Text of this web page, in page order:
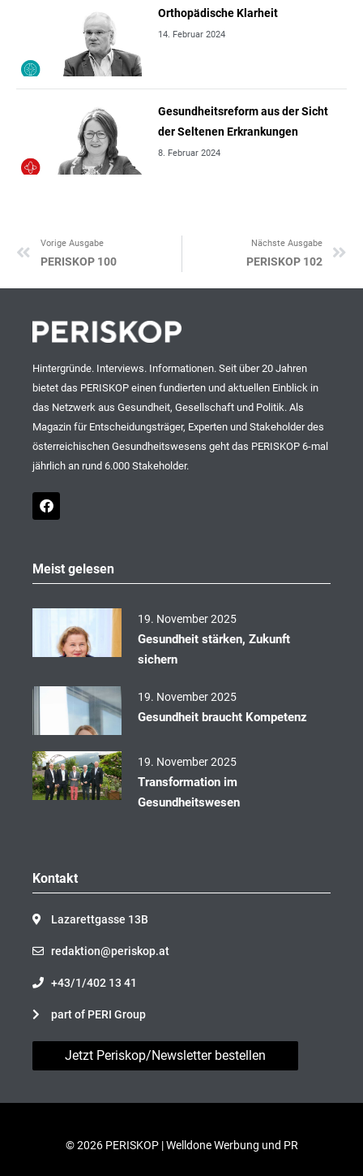
Orthopädische Klarheit
14. Februar 2024
Gesundheitsreform aus der Sicht
der Seltenen Erkrankungen
8. Februar 2024
Zurück
Vorige Ausgabe
PERISKOP 100
Nächste Ausgabe
PERISKOP 102
Hintergründe. Interviews. Informationen. Seit über 20 Jahren
bietet das PERISKOP einen fundierten und aktuellen Einblick in
das Netzwerk aus Gesundheit, Gesellschaft und Politik. Als
Magazin für Entscheidungsträger, Experten und Stakeholder des
österreichischen Gesundheitswesens geht das PERISKOP 6-mal
jährlich an rund 6.000 Stakeholder.
F
a
c
o
o
Meist gelesen
19. November 2025
Gesundheit stärken, Zukunft
sichern
19. November 2025
Gesundheit braucht Kompetenz
19. November 2025
Transformation im
Gesundheitswesen
Kontakt
Lazarettgasse 13B
redaktion@periskop.at
+43/1/402 13 41
part of PERI Group
Jetzt Periskop/Newsletter bestellen
© 2026 PERISKOP |Welldone Werbung und PR